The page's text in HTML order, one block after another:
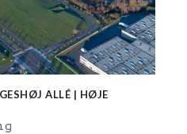
ALLÉ | HØJE